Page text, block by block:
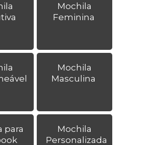
Mochila
Feminina
Mochila
Masculina
para
Mochila
Personalizada